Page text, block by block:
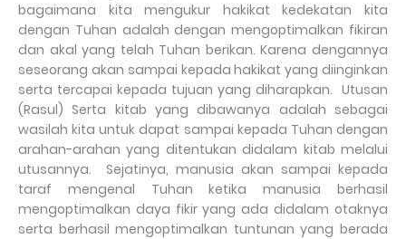
bagaimana kita mengukur hakikat kedekatan kita
dengan Tuhan adalah dengan mengoptimalkan fikiran
dan akal yang telah Tuhan berikan. Karena dengannya
seseorang akan sampai kepada hakikat yang diinginkan
serta tercapai kepada tujuan yang diharapkan. Utusan
(Rasul) Serta kitab yang dibawanya adalah sebagai
wasilah kita untuk dapat sampai kepada Tuhan dengan
arahan-arahan yang ditentukan didalam kitab melalui
utusannya. Sejatinya, manusia akan sampai kepada
taraf mengenal Tuhan ketika manusia berhasil
mengoptimalkan daya fikir yang ada didalam otaknya
serta berhasil mengoptimalkan tuntunan yang berada